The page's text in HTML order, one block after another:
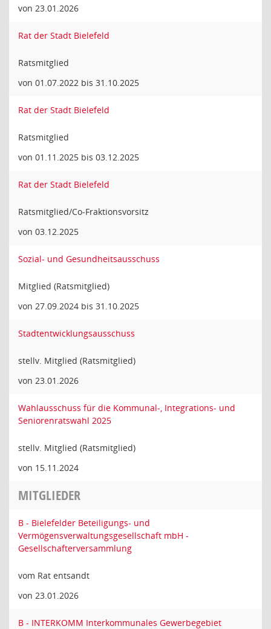
von 23.01.2026
Rat der Stadt Bielefeld
Ratsmitglied
von 01.07.2022 bis 31.10.2025
Rat der Stadt Bielefeld
Ratsmitglied
von 01.11.2025 bis 03.12.2025
Rat der Stadt Bielefeld
Ratsmitglied/Co-Fraktionsvorsitz
von 03.12.2025
Sozial- und Gesundheitsausschuss
Mitglied (Ratsmitglied)
von 27.09.2024 bis 31.10.2025
Stadtentwicklungsausschuss
stellv. Mitglied (Ratsmitglied)
von 23.01.2026
Wahlausschuss für die Kommunal-, Integrations- und
Seniorenratswahl 2025
stellv. Mitglied (Ratsmitglied)
von 15.11.2024
MITGLIEDER
B - Bielefelder Beteiligungs- und
Vermögensverwaltungsgesellschaft mbH -
Gesellschafterversammlung
vom Rat entsandt
von 23.01.2026
B - INTERKOMM Interkommunales Gewerbegebiet